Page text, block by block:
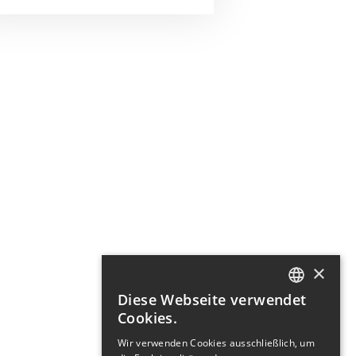
GERMAN
×
Diese Webseite verwendet
Cookies.
Wir verwenden Cookies ausschließlich, um